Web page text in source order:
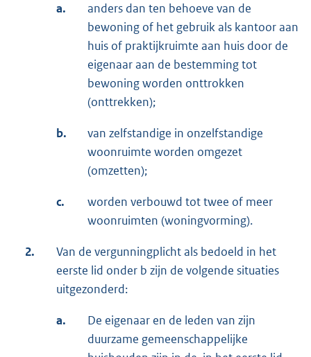
a.
anders dan ten behoeve van de
bewoning of het gebruik als kantoor aan
huis of praktijkruimte aan huis door de
eigenaar aan de bestemming tot
bewoning worden onttrokken
(onttrekken);
b.
van zelfstandige in onzelfstandige
woonruimte worden omgezet
(omzetten);
c.
worden verbouwd tot twee of meer
woonruimten (woningvorming).
2.
Van de vergunningplicht als bedoeld in het
eerste lid onder b zijn de volgende situaties
uitgezonderd:
a.
De eigenaar en de leden van zijn
duurzame gemeenschappelijke